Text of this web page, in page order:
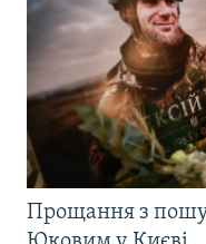
Прощання з